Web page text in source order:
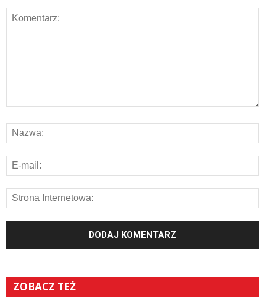
ZOBACZ TEŻ